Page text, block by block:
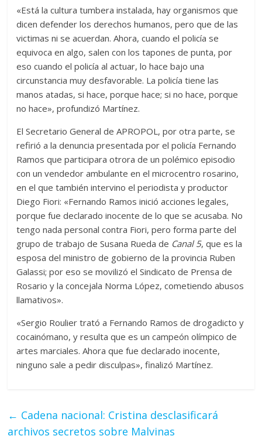
«Está la cultura tumbera instalada, hay organismos que
dicen defender los derechos humanos, pero que de las
victimas ni se acuerdan. Ahora, cuando el policía se
equivoca en algo, salen con los tapones de punta, por
eso cuando el policía al actuar, lo hace bajo una
circunstancia muy desfavorable. La policía tiene las
manos atadas, si hace, porque hace; si no hace, porque
no hace», profundizó Martínez.
El Secretario General de APROPOL, por otra parte, se
refirió a la denuncia presentada por el policía Fernando
Ramos que participara otrora de un polémico episodio
con un vendedor ambulante en el microcentro rosarino,
en el que también intervino el periodista y productor
Diego Fiori: «Fernando Ramos inició acciones legales,
porque fue declarado inocente de lo que se acusaba. No
tengo nada personal contra Fiori, pero forma parte del
grupo de trabajo de Susana Rueda de Canal 5, que es la
esposa del ministro de gobierno de la provincia Ruben
Galassi; por eso se movilizó el Sindicato de Prensa de
Rosario y la concejala Norma López, cometiendo abusos
llamativos».
«Sergio Roulier trató a Fernando Ramos de drogadicto y
cocainómano, y resulta que es un campeón olímpico de
artes marciales. Ahora que fue declarado inocente,
ninguno sale a pedir disculpas», finalizó Martínez.
← Cadena nacional: Cristina desclasificará
archivos secretos sobre Malvinas